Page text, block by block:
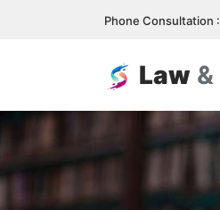
Phone Consultation :
Law &